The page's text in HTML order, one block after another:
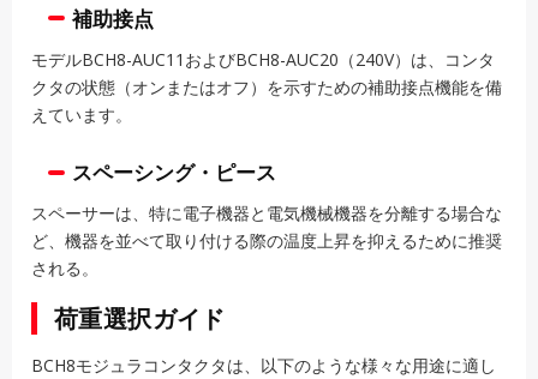
補助接点
モデルBCH8-AUC11およびBCH8-AUC20（240V）は、コンタ
クタの状態（オンまたはオフ）を示すための補助接点機能を備
えています。
スペーシング・ピース
スペーサーは、特に電子機器と電気機械機器を分離する場合な
ど、機器を並べて取り付ける際の温度上昇を抑えるために推奨
される。
荷重選択ガイド
BCH8モジュラコンタクタは、以下のような様々な用途に適し